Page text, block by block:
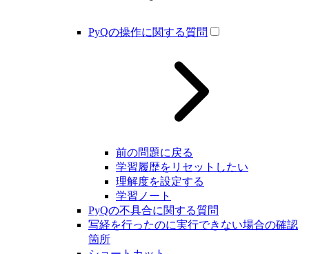
PyQの操作に関する質問
前の問題に戻る
学習履歴をリセットしたい
理解度を設定する
学習ノート
PyQの不具合に関する質問
写経を行ったのに実行できない場合の確認
箇所